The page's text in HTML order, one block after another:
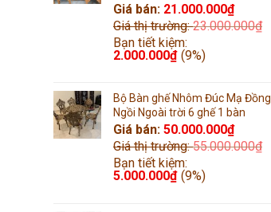
Giá bán: 21.000.000₫
Giá thị trường:23.000.000₫
Bạn tiết kiệm:
2.000.000₫ (9%)
Bộ Bàn ghế Nhôm Đúc Mạ Đồng
Ngồi Ngoài trời 6 ghế 1 bàn
Giá bán: 50.000.000₫
Giá thị trường:55.000.000₫
Bạn tiết kiệm:
5.000.000₫ (9%)